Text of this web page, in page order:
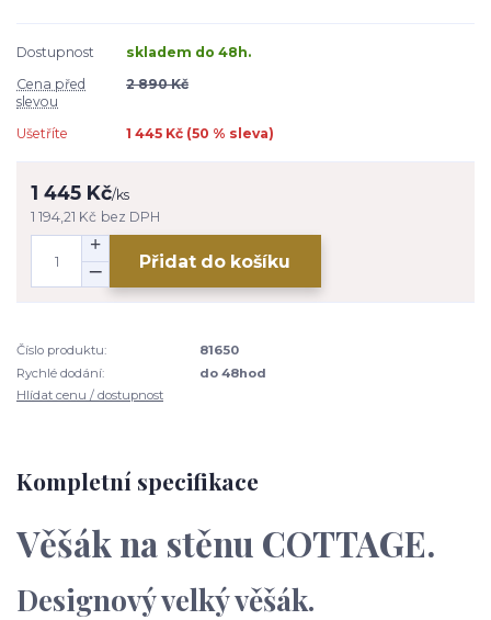
Dostupnost
skladem do 48h.
Cena před
slevou
2 890 Kč
Ušetříte 1 445 Kč (50 % sleva)
1 445 Kč/ks
1 194,21 Kč bez DPH
Přidat do košíku
Číslo produktu:
81650
Rychlé dodání:
do 48hod
Hlídat cenu / dostupnost
Kompletní specifikace
Věšák na stěnu COTTAGE.
Designový velký věšák.